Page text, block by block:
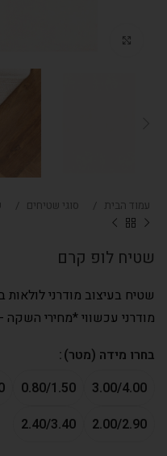
עמוד הבית סוגי שטיחים
שטיח לופ קרם
שטיח בעיצוב מודרני
מודרני עכשווי *מחירי השקה
בחרו מידה (מטר)
3.00/4.00
0.80/1.50
2.00/2.90
2.40/3.40